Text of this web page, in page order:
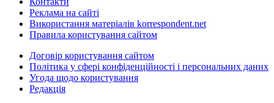
Реклама на сайті
Використання матеріалів korrespondent.net
Правила користування сайтом
Договір користування сайтом
Політика у сфері конфіденційності і персональних даних
Угода щодо користування
Редакція